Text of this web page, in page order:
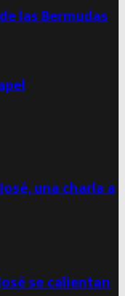
las Bermudas
una charla a
se calientan